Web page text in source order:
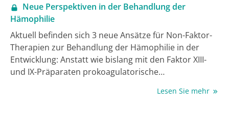
Neue Perspektiven in der Behandlung der
Hämophilie
Aktuell befinden sich 3 neue Ansätze für Non-Faktor-
Therapien zur Behandlung der Hämophilie in der
Entwicklung: Anstatt wie bislang mit den Faktor XIII-
und IX-Präparaten prokoagulatorische
mit unterschiedlichen Ansätzen verschiedene
Lesen Sie mehr